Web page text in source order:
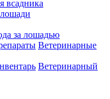
всадника
за лошадью
Ветеринарные
Ветеринарный